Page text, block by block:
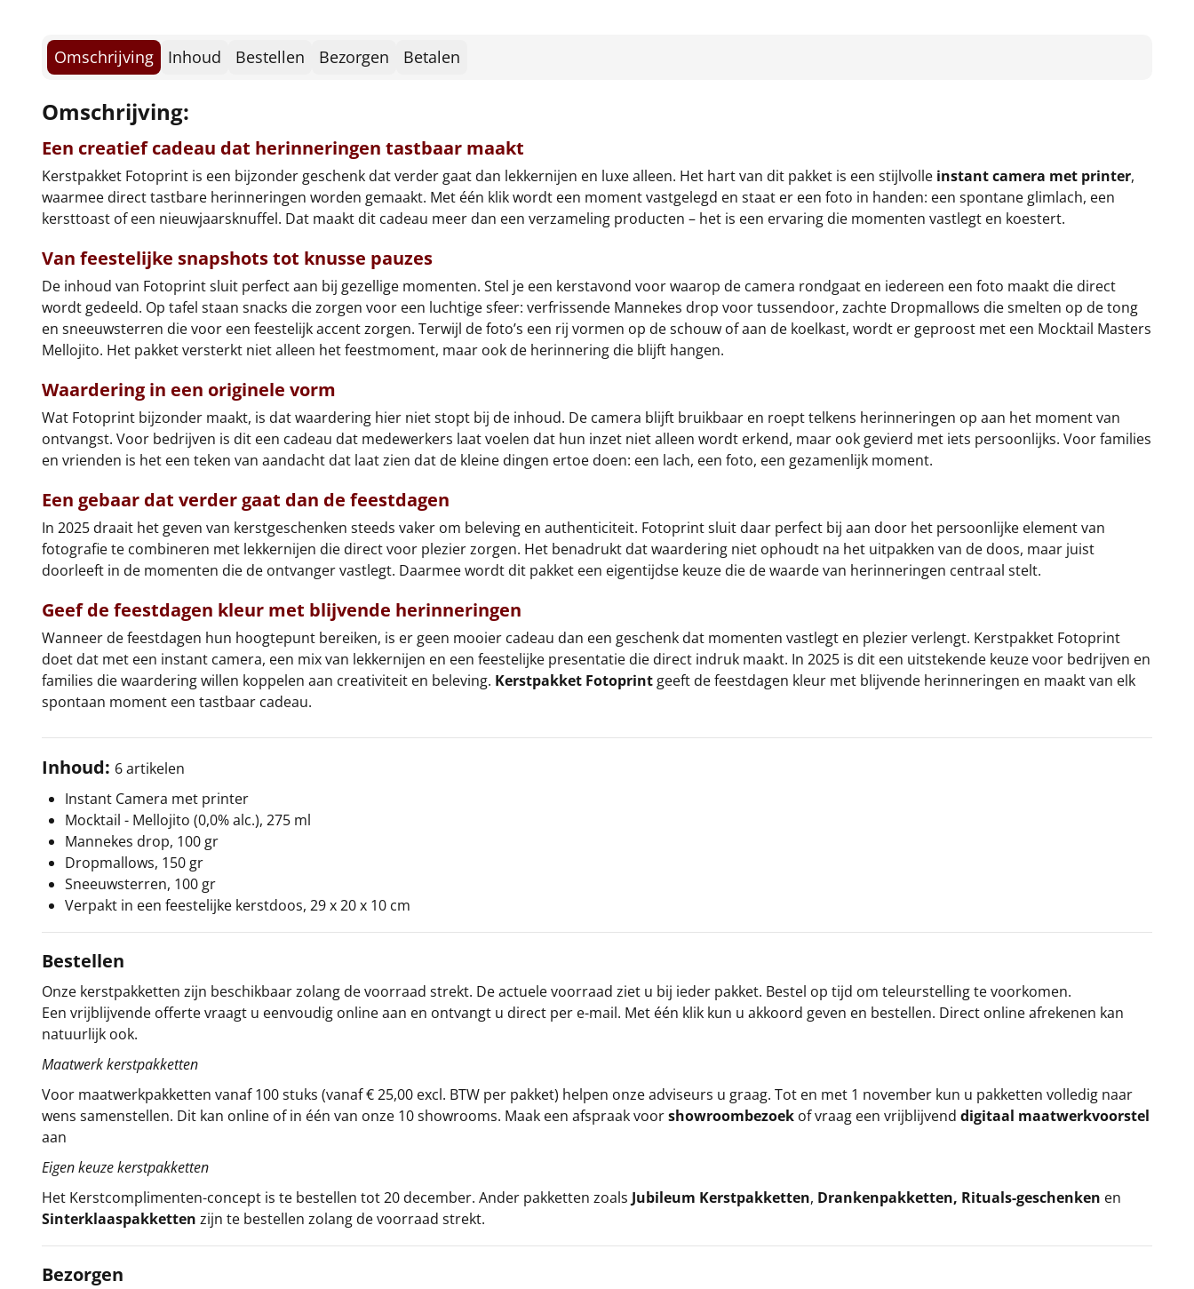
Omschrijving Inhoud Bestellen Bezorgen Betalen
Omschrijving:
Een creatief cadeau dat herinneringen tastbaar maakt
Kerstpakket Fotoprint is een bijzonder geschenk dat verder gaat dan lekkernijen en luxe alleen. Het hart van dit pakket is een stijlvolle instant camera met printer,
waarmee direct tastbare herinneringen worden gemaakt. Met één klik wordt een moment vastgelegd en staat er een foto in handen: een spontane glimlach, een
kersttoast of een nieuwjaarsknuffel. Dat maakt dit cadeau meer dan een verzameling producten – het is een ervaring die momenten vastlegt en koestert.
Van feestelijke snapshots tot knusse pauzes
De inhoud van Fotoprint sluit perfect aan bij gezellige momenten. Stel je een kerstavond voor waarop de camera rondgaat en iedereen een foto maakt die direct
wordt gedeeld. Op tafel staan snacks die zorgen voor een luchtige sfeer: verfrissende Mannekes drop voor tussendoor, zachte Dropmallows die smelten op de tong
en sneeuwsterren die voor een feestelijk accent zorgen. Terwijl de foto’s een rij vormen op de schouw of aan de koelkast, wordt er geproost met een Mocktail Masters
Mellojito. Het pakket versterkt niet alleen het feestmoment, maar ook de herinnering die blijft hangen.
Waardering in een originele vorm
Wat Fotoprint bijzonder maakt, is dat waardering hier niet stopt bij de inhoud. De camera blijft bruikbaar en roept telkens herinneringen op aan het moment van
ontvangst. Voor bedrijven is dit een cadeau dat medewerkers laat voelen dat hun inzet niet alleen wordt erkend, maar ook gevierd met iets persoonlijks. Voor families
en vrienden is het een teken van aandacht dat laat zien dat de kleine dingen ertoe doen: een lach, een foto, een gezamenlijk moment.
Een gebaar dat verder gaat dan de feestdagen
In 2025 draait het geven van kerstgeschenken steeds vaker om beleving en authenticiteit. Fotoprint sluit daar perfect bij aan door het persoonlijke element van
fotografie te combineren met lekkernijen die direct voor plezier zorgen. Het benadrukt dat waardering niet ophoudt na het uitpakken van de doos, maar juist
doorleeft in de momenten die de ontvanger vastlegt. Daarmee wordt dit pakket een eigentijdse keuze die de waarde van herinneringen centraal stelt.
Geef de feestdagen kleur met blijvende herinneringen
Wanneer de feestdagen hun hoogtepunt bereiken, is er geen mooier cadeau dan een geschenk dat momenten vastlegt en plezier verlengt. Kerstpakket Fotoprint
doet dat met een instant camera, een mix van lekkernijen en een feestelijke presentatie die direct indruk maakt. In 2025 is dit een uitstekende keuze voor bedrijven en
families die waardering willen koppelen aan creativiteit en beleving. Kerstpakket Fotoprint geeft de feestdagen kleur met blijvende herinneringen en maakt van elk
spontaan moment een tastbaar cadeau.
Inhoud: 6 artikelen
Instant Camera met printer
Mocktail - Mellojito (0,0% alc.), 275 ml
Mannekes drop, 100 gr
Dropmallows, 150 gr
Sneeuwsterren, 100 gr
Verpakt in een feestelijke kerstdoos, 29 x 20 x 10 cm
Bestellen
Onze kerstpakketten zijn beschikbaar zolang de voorraad strekt. De actuele voorraad ziet u bij ieder pakket. Bestel op tijd om teleurstelling te voorkomen.
Een vrijblijvende offerte vraagt u eenvoudig online aan en ontvangt u direct per e-mail. Met één klik kun u akkoord geven en bestellen. Direct online afrekenen kan
natuurlijk ook.
Maatwerk kerstpakketten
Voor maatwerkpakketten vanaf 100 stuks (vanaf € 25,00 excl. BTW per pakket) helpen onze adviseurs u graag. Tot en met 1 november kun u pakketten volledig naar
wens samenstellen. Dit kan online of in één van onze 10 showrooms. Maak een afspraak voorshowroombezoek of vraag een vrijblijvend digitaal maatwerkvoorstel
aan
Eigen keuze kerstpakketten
Het Kerstcomplimenten-concept is te bestellen tot 20 december. Ander pakketten zoals Jubileum Kerstpakketten, Drankenpakketten, Rituals-geschenken en
Sinterklaaspakketten zijn te bestellen zolang de voorraad strekt.
Bezorgen